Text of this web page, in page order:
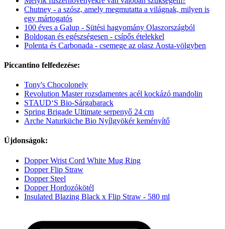
Chutney - a szósz, amely megmutatta a világnak, milyen is
egy mártogatós
100 éves a Galup - Sütési hagyomány Olaszországból
Boldogan és egészségesen - csípős ételekkel
Polenta és Carbonada - csemege az olasz Aosta-völgyben
Piccantino felfedezése:
Tony's Chocolonely
Revolution Master rozsdamentes acél kockázó mandolin
STAUD‘S Bio-Sárgabarack
Spring Brigade Ultimate serpenyő 24 cm
Arche Naturküche Bio Nyílgyökér keményítő
Újdonságok:
Dopper Wrist Cord White Mug Ring
Dopper Flip Straw
Dopper Steel
Dopper Hordozókötél
Insulated Blazing Black x Flip Straw - 580 ml